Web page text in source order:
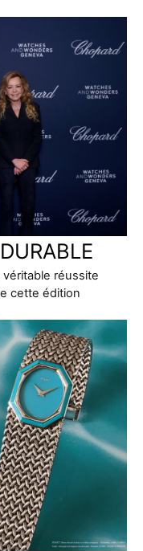
réussite
cette édition